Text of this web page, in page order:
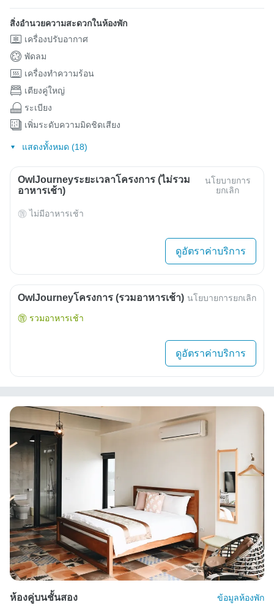
สิ่งอำนวยความสะดวกในห้องพัก
เครื่องปรับอากาศ
พัดลม
เครื่องทำความร้อน
เตียงคู่ใหญ่
ระเบียง
เพิ่มระดับความมิดชิดเสียง
แสดงทั้งหมด (18)
OwlJourneyระยะเวลาโครงการ (ไม่รวม
อาหารเช้า)
นโยบายการ
ยกเลิก
ไม่มีอาหารเช้า
ดูอัตราค่าบริการ
OwlJourneyโครงการ (รวมอาหารเช้า) นโยบายการยกเลิก
รวมอาหารเช้า
ดูอัตราค่าบริการ
ห้องคู่บนชั้นสอง ข้อมูลห้องพัก